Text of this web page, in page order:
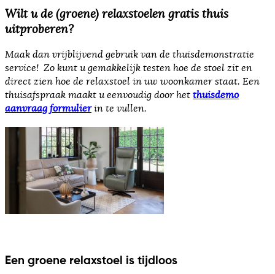
Wilt u de (groene) relaxstoelen gratis thuis
uitproberen?
Maak dan vrijblijvend gebruik van de thuisdemonstratie
service! Zo kunt u gemakkelijk testen hoe de stoel zit en
direct zien hoe de relaxstoel in uw woonkamer staat. Een
thuisafspraak maakt u eenvoudig door het thuisdemo
aanvraag formulierin te vullen.
Een groene relaxstoel is tijdloos